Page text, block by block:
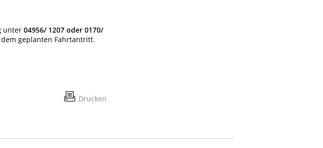
unter 04956/ 1207 oder 0170/
geplanten Fahrtantritt.
Drucken